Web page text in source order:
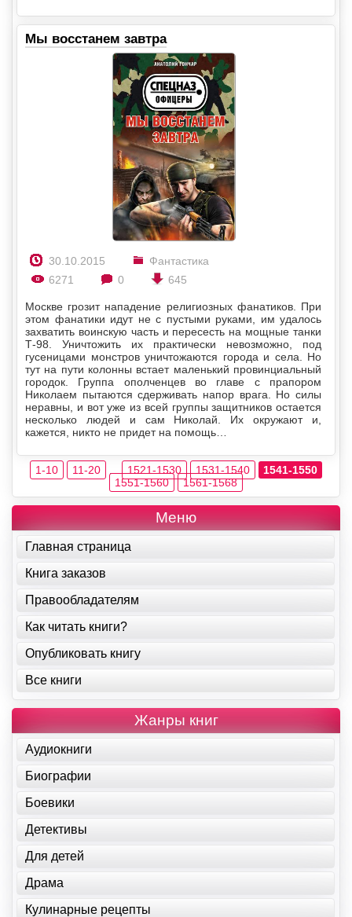
Мы восстанем завтра
30.10.2015
Фантастика
6271
0 645
Москве грозит нападение религиозных фанатиков. При
этом фанатики идут не с пустыми руками, им удалось
захватить воинскую часть и пересесть на мощные танки
Т-98. Уничтожить их практически невозможно, под
гусеницами монстров уничтожаются города и села. Но
тут на пути колонны встает маленький провинциальный
городок. Группа ополченцев во главе с прапором
Николаем пытаются сдерживать напор врага. Но силы
неравны, и вот уже из всей группы защитников остается
несколько людей и сам Николай. Их окружают и,
кажется, никто не придет на помощь…
1-10 11-20 1521-1530 1531-1540
1541-1550
1551-1560
1561-1568
Меню
Главная страница
Книга заказов
Правообладателям
Как читать книги?
Опубликовать книгу
Все книги
Жанры книг
Аудиокниги
Биографии
Боевики
Детективы
Для детей
Драма
Кулинарные рецепты